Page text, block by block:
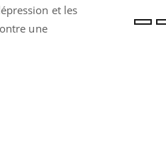
et les
une